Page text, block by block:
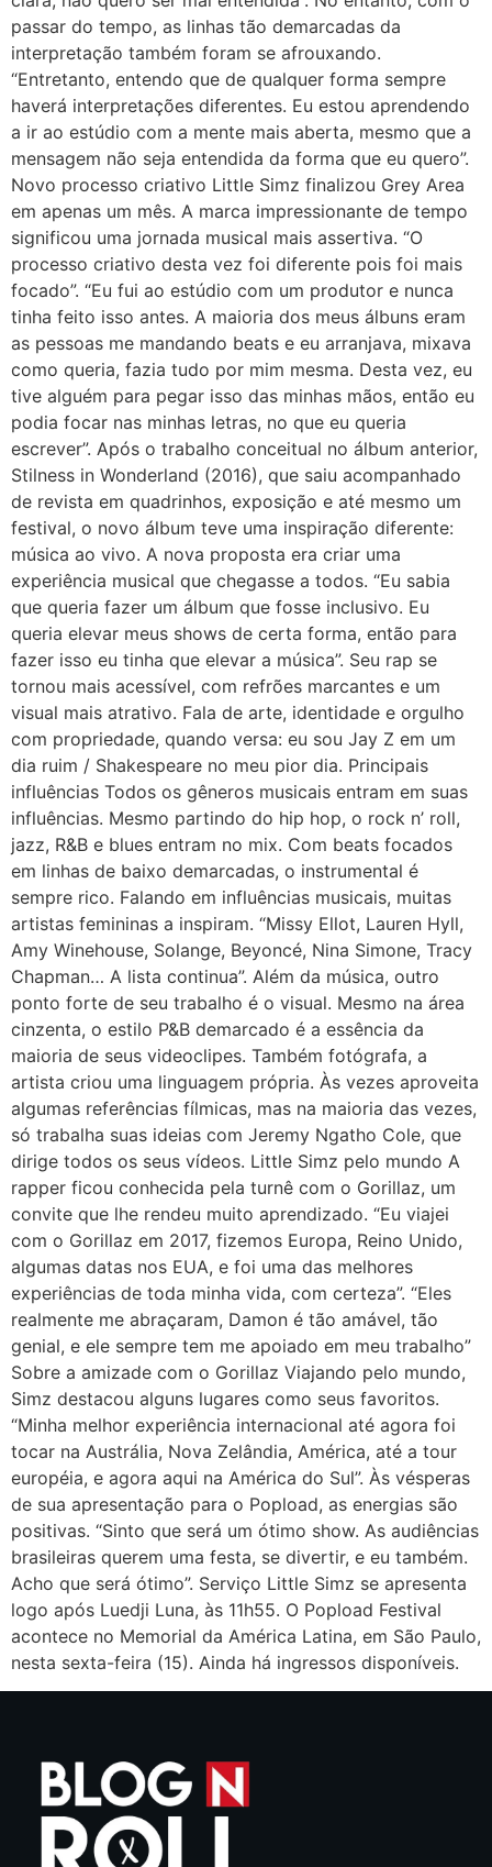
passar do tempo, as linhas tão demarcadas da
interpretação também foram se afrouxando.
“Entretanto, entendo que de qualquer forma sempre
haverá interpretações diferentes. Eu estou aprendendo
a ir ao estúdio com a mente mais aberta, mesmo que a
mensagem não seja entendida da forma que eu quero”.
Novo processo criativo Little Simz finalizou Grey Area
em apenas um mês. A marca impressionante de tempo
significou uma jornada musical mais assertiva. “O
processo criativo desta vez foi diferente pois foi mais
focado”. “Eu fui ao estúdio com um produtor e nunca
tinha feito isso antes. A maioria dos meus álbuns eram
as pessoas me mandando beats e eu arranjava, mixava
como queria, fazia tudo por mim mesma. Desta vez, eu
tive alguém para pegar isso das minhas mãos, então eu
podia focar nas minhas letras, no que eu queria
escrever”. Após o trabalho conceitual no álbum anterior,
Stilness in Wonderland (2016), que saiu acompanhado
de revista em quadrinhos, exposição e até mesmo um
festival, o novo álbum teve uma inspiração diferente:
música ao vivo. A nova proposta era criar uma
experiência musical que chegasse a todos. “Eu sabia
que queria fazer um álbum que fosse inclusivo. Eu
queria elevar meus shows de certa forma, então para
fazer isso eu tinha que elevar a música”. Seu rap se
tornou mais acessível, com refrões marcantes e um
visual mais atrativo. Fala de arte, identidade e orgulho
com propriedade, quando versa: eu sou Jay Z em um
dia ruim / Shakespeare no meu pior dia. Principais
influências Todos os gêneros musicais entram em suas
influências. Mesmo partindo do hip hop, o rock n’ roll,
jazz, R&B e blues entram no mix. Com beats focados
em linhas de baixo demarcadas, o instrumental é
sempre rico. Falando em influências musicais, muitas
artistas femininas a inspiram. “Missy Ellot, Lauren Hyll,
Amy Winehouse, Solange, Beyoncé, Nina Simone, Tracy
Chapman… A lista continua”. Além da música, outro
ponto forte de seu trabalho é o visual. Mesmo na área
cinzenta, o estilo P&B demarcado é a essência da
maioria de seus videoclipes. Também fotógrafa, a
artista criou uma linguagem própria. Às vezes aproveita
algumas referências fílmicas, mas na maioria das vezes,
só trabalha suas ideias com Jeremy Ngatho Cole, que
dirige todos os seus vídeos. Little Simz pelo mundo A
rapper ficou conhecida pela turnê com o Gorillaz, um
convite que lhe rendeu muito aprendizado. “Eu viajei
com o Gorillaz em 2017, fizemos Europa, Reino Unido,
algumas datas nos EUA, e foi uma das melhores
experiências de toda minha vida, com certeza”. “Eles
realmente me abraçaram, Damon é tão amável, tão
genial, e ele sempre tem me apoiado em meu trabalho”
Sobre a amizade com o Gorillaz Viajando pelo mundo,
Simz destacou alguns lugares como seus favoritos.
“Minha melhor experiência internacional até agora foi
tocar na Austrália, Nova Zelândia, América, até a tour
européia, e agora aqui na América do Sul”. Às vésperas
de sua apresentação para o Popload, as energias são
positivas. “Sinto que será um ótimo show. As audiências
brasileiras querem uma festa, se divertir, e eu também.
Acho que será ótimo”. Serviço Little Simz se apresenta
logo após Luedji Luna, às 11h55. O Popload Festival
acontece no Memorial da América Latina, em São Paulo,
nesta sexta-feira (15). Ainda há ingressos disponíveis.